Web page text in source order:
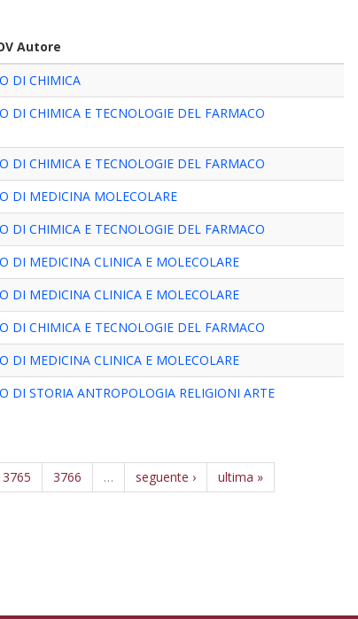
Autore
DI CHIMICA
DI CHIMICA E TECNOLOGIE DEL FARMACO
DI CHIMICA E TECNOLOGIE DEL FARMACO
DI MEDICINA MOLECOLARE
DI CHIMICA E TECNOLOGIE DEL FARMACO
DI MEDICINA CLINICA E MOLECOLARE
DI MEDICINA CLINICA E MOLECOLARE
DI CHIMICA E TECNOLOGIE DEL FARMACO
DI MEDICINA CLINICA E MOLECOLARE
DI STORIA ANTROPOLOGIA RELIGIONI ARTE
3765 3766 … seguente › ultima »